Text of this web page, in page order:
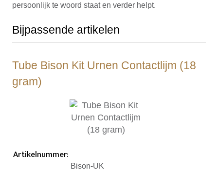
persoonlijk te woord staat en verder helpt.
Bijpassende artikelen
Tube Bison Kit Urnen Contactlijm (18
gram)
Artikelnummer:
Bison-UK